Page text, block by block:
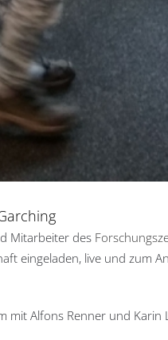
Mitarbeiter des
eingeladen, live und zum
Alfons Renner und Karin